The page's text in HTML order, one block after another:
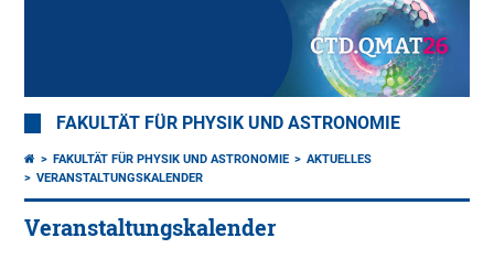
FAKULTÄT FÜR PHYSIK UND ASTRONOMIE
FAKULTÄT FÜR PHYSIK UND ASTRONOMIE
AKTUELLES
VERANSTALTUNGSKALENDER
Veranstaltungskalender